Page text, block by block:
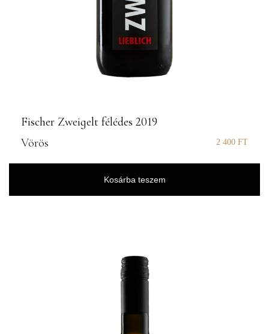
Fischer Zweigelt félédes 2019
Vörös
2 400 FT
Kosárba teszem